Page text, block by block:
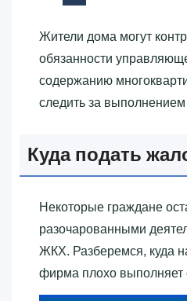
Жители дома могут
обязанности
содержанию
следить за выполнением
Куда подать
Некоторые граждане
разочарованными
ЖКХ. Разберемся, куда
фирма плохо выполняет